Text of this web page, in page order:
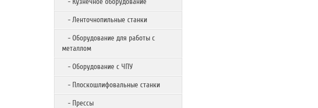
- Ленточнопильные станки
- Оборудование для работы с
металлом
- Оборудование с ЧПУ
- Плоскошлифовальные станки
- Прессы